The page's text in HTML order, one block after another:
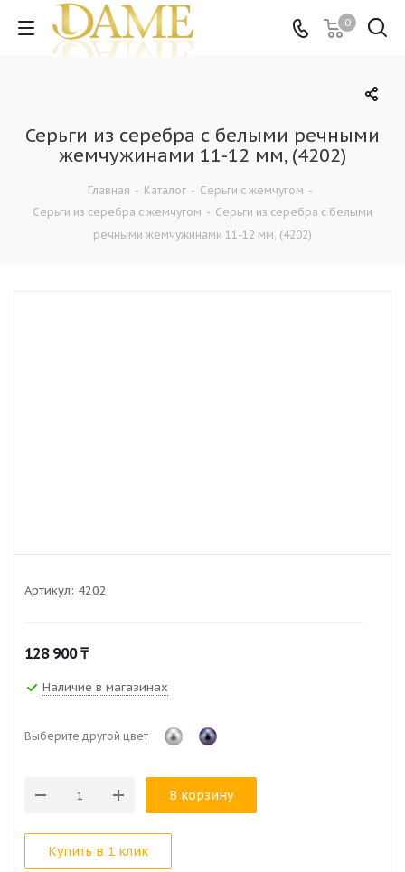
0
Серьги из серебра с белыми речными
жемчужинами 11-12 мм, (4202)
Главная - Каталог - Серьги с жемчугом -
Серьги из серебра с жемчугом - Серьги из серебра с белыми
речными жемчужинами 11-12 мм, (4202)
Артикул: 4202
128 900₸
Наличие в магазинах
Выберите другой цвет
В корзину
Купить в 1 клик